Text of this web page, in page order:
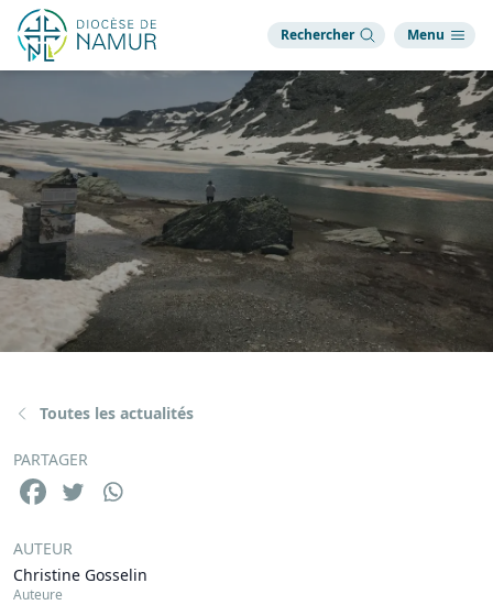
Rechercher Menu
Toutes les actualités
PARTAGER
AUTEUR
Christine Gosselin
Auteure